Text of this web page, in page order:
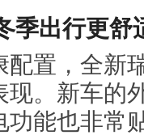
季出行更舒
配置，全新
现。新车的
功能也非常